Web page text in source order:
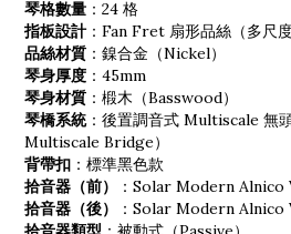
琴格數量 ：24 格
指板設計：Fan Fret 扇形品絲（多尺度
品絲材質 ：鎳合金（Nickel）
琴身厚度 ：45mm
琴身材質 ：椴木（Basswood）
琴橋系統：後置調音式 Multiscale 無
Multiscale Bridge）
背帶扣 ：標準黑色款
拾音器（前）
：Solar Modern
拾音器（後）
：Solar Modern